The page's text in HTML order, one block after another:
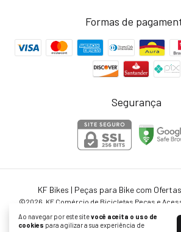
Ao navegar por este sitevocê aceita o uso de
cookies para agilizar a sua experiência de
Formas de
Segurança
KF Bikes | Peças para Bike com
©2026. KF Comércio de Bicicletas Peças e